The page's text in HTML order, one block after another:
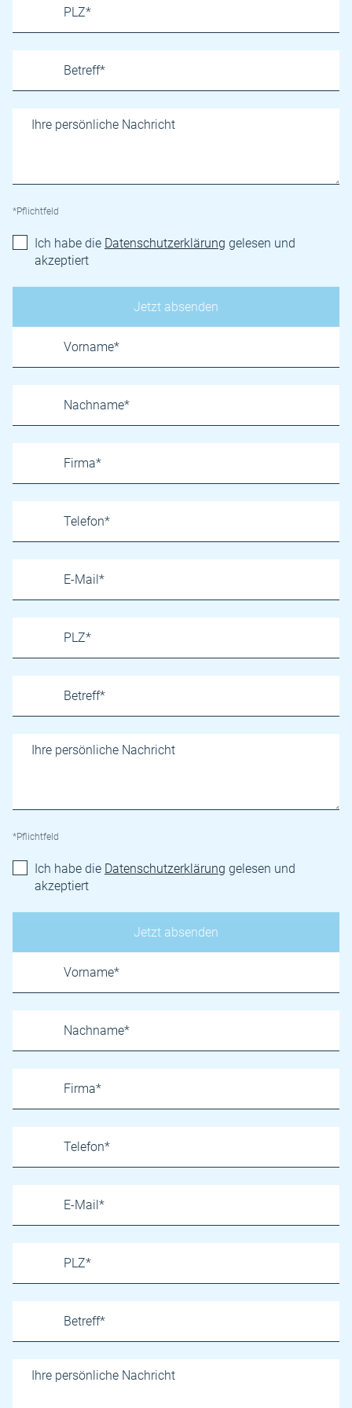
*Pflichtfeld
Ich habe die Datenschutzerklärung gelesen und
akzeptiert
*Pflichtfeld
Ich habe die Datenschutzerklärung gelesen und
akzeptiert